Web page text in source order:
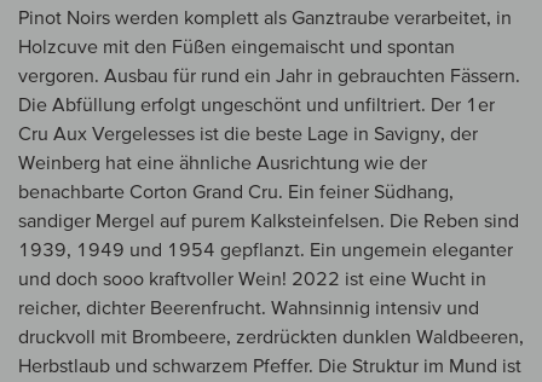
Pinot Noirs werden komplett als Ganztraube verarbeitet, in
Holzcuve mit den Füßen eingemaischt und spontan
vergoren. Ausbau für rund ein Jahr in gebrauchten Fässern.
Die Abfüllung erfolgt ungeschönt und unfiltriert. Der 1er
Cru Aux Vergelesses ist die beste Lage in Savigny, der
Weinberg hat eine ähnliche Ausrichtung wie der
benachbarte Corton Grand Cru. Ein feiner Südhang,
sandiger Mergel auf purem Kalksteinfelsen. Die Reben sind
1939, 1949 und 1954 gepflanzt. Ein ungemein eleganter
und doch sooo kraftvoller Wein! 2022 ist eine Wucht in
reicher, dichter Beerenfrucht. Wahnsinnig intensiv und
druckvoll mit Brombeere, zerdrückten dunklen Waldbeeren,
Herbstlaub und schwarzem Pfeffer. Die Struktur im Mund ist